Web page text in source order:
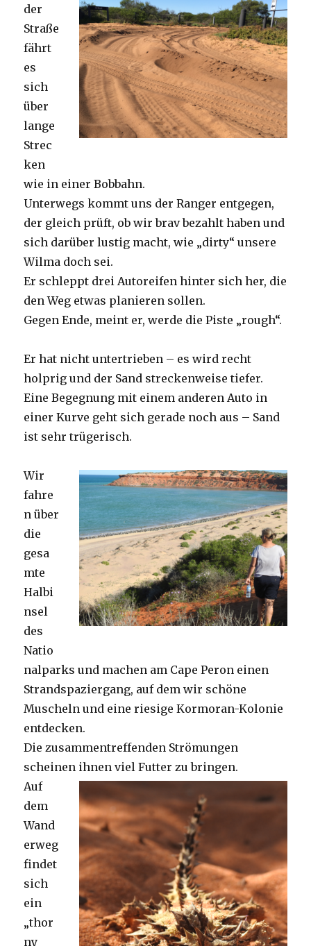
der
Straße
fährt
es
sich
über
lange
Strec
ken
wie in einer Bobbahn.
Unterwegs kommt uns der Ranger entgegen,
der gleich prüft, ob wir brav bezahlt haben und
sich darüber lustig macht, wie „dirty“ unsere
Wilma doch sei.
Er schleppt drei Autoreifen hinter sich her, die
den Weg etwas planieren sollen.
Gegen Ende, meint er, werde die Piste „rough“.
Er hat nicht untertrieben – es wird recht
holprig und der Sand streckenweise tiefer.
Eine Begegnung mit einem anderen Auto in
einer Kurve geht sich gerade noch aus – Sand
ist sehr trügerisch.
Wir
fahre
n über
die
gesa
mte
Halbi
nsel
des
Natio
nalparks und machen am Cape Peron einen
Strandspaziergang, auf dem wir schöne
Muscheln und eine riesige Kormoran-Kolonie
entdecken.
Die zusammentreffenden Strömungen
scheinen ihnen viel Futter zu bringen.
Auf
dem
Wand
erweg
findet
sich
ein
„thor
ny